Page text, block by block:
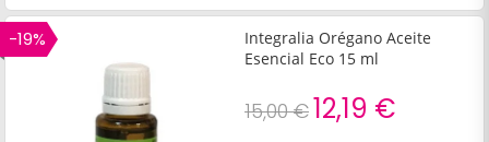
-19%
Integralia Orégano Aceite
Esencial Eco 15 ml
15,00 €12,19 €